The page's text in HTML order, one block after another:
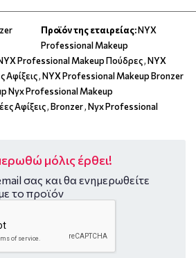
Προϊόν της εταιρείας:NYX
Professional Makeup
Professional Makeup Πούδρες,NYX
Αφίξεις,NYX Professional Makeup Bronzer
Nyx Professional Makeup
Αφίξεις,Bronzer,Nyx Professional
μόλις έρθει!
σας και θα ενημερωθείτε
το προϊόν